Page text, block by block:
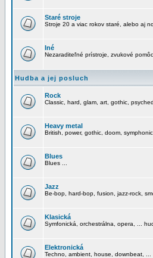
Staré stroje
Stroje 20 a viac rokov staré, alebo aj
Iné
Nezaraditeľné prístroje, zvukové
Hudba a jej posluch
Rock
Classic, hard, glam, art, gothic,
Heavy metal
British, power, gothic, doom,
Blues
Blues ...
Jazz
Be-bop, hard-bop, fusion, jazz-rock,
Klasická
Symfonická, orchestrálna, opera, ...
Elektronická
Techno, ambient, house, downbeat, ...